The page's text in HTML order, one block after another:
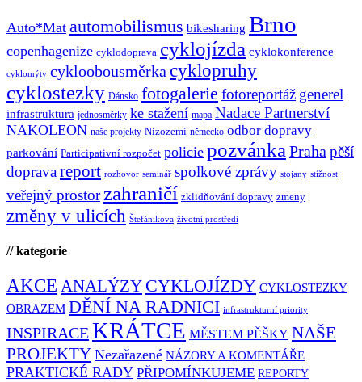
Auto*Mat automobilismus bikesharing Brno
copenhagenize cyklodoprava cyklojízda cyklokonference
cyklomýty cykloobousměrka cyklopruhy
cyklostezky Dánsko fotogalerie fotoreportáž generel
infrastruktura jednosměrky ke stažení mapa Nadace Partnerství
NAKOLEON naše projekty Nizozemí německo odbor dopravy
parkování Participativní rozpočet policie pozvánka Praha pěší
dopravareport rozhovor seminář spolkové zprávy stojany stížnost
veřejný prostor zahraničí zklidňování dopravy zmeny
změny v ulicích Štefánikova životní prostředí
// kategorie
AKCE ANALÝZY CYKLOJÍZDY CYKLOSTEZKY
OBRAZEM DĚNÍ NA RADNICI infrastrukturní priority
INSPIRACEKRÁTCE MĚSTEM PĚŠKY NAŠE
PROJEKTY Nezařazené NÁZORY A KOMENTÁŘE
PRAKTICKÉ RADY PŘIPOMÍNKUJEME REPORTY